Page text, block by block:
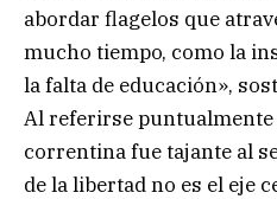
abordar flagelos que
mucho tiempo, como la
la falta de educación»,
Al referirse
correntina fue tajante al
de la libertad no es el eje